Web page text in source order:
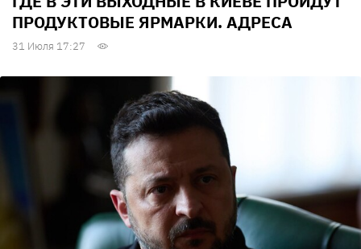
ПРОДУКТОВЫЕ ЯРМАРКИ. АДРЕСА
31 Июля 17:27